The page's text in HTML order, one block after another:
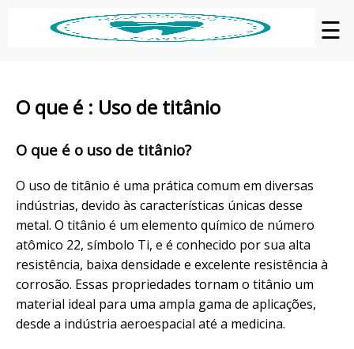
☰
O que é : Uso de titânio
O que é o uso de titânio?
O uso de titânio é uma prática comum em diversas
indústrias, devido às características únicas desse
metal. O titânio é um elemento químico de número
atômico 22, símbolo Ti, e é conhecido por sua alta
resistência, baixa densidade e excelente resistência à
corrosão. Essas propriedades tornam o titânio um
material ideal para uma ampla gama de aplicações,
desde a indústria aeroespacial até a medicina.